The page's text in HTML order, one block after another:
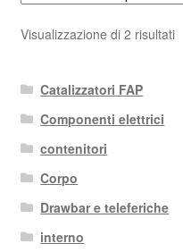
Visualizzazione di 2 risultati
Catalizzatori FAP
Componenti elettrici
contenitori
Corpo
Drawbar e teleferiche
interno